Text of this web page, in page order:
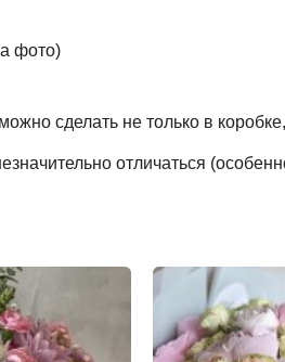
фото)
сделать не только в
отличаться